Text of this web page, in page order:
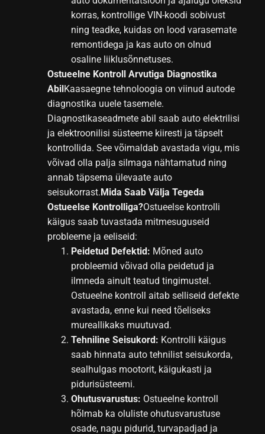
korras, kontrollige VIN-koodi sobivust
ning teadke, kuidas on lood varasemate
remontidega ja kas auto on olnud
osaline liiklusõnnetuses.
Ostueelne Kontroll Arvutiga Diagnostika
AbilKaasaegne tehnoloogia on viinud autode
diagnostika uuele tasemele.
Diagnostikaseadmete abil saab auto elektrilisi
ja elektroonilisi süsteeme kiiresti ja täpselt
kontrollida. See võimaldab avastada vigu, mis
võivad olla palja silmaga nähtamatud ning
annab täpsema ülevaate auto
seisukorrast.Mida Saab Välja Tegeda
Ostueelse Kontrolliga?Ostueelse kontrolli
käigus saab tuvastada mitmesuguseid
probleeme ja eeliseid:
Peidetud Defektid: Mõned auto
probleemid võivad olla peidetud ja
ilmneda ainult teatud tingimustel.
Ostueelne kontroll aitab selliseid defekte
avastada, enne kui need tõeliseks
mureallikaks muutuvad.
Tehniline Seisukord: Kontrolli käigus
saab hinnata auto tehnilist seisukorda,
sealhulgas mootorit, käigukasti ja
pidurisüsteemi.
Ohutusvarustus: Ostueelne kontroll
hõlmab ka oluliste ohutusvarustuse
osade, nagu pidurid, turvapadjad ja